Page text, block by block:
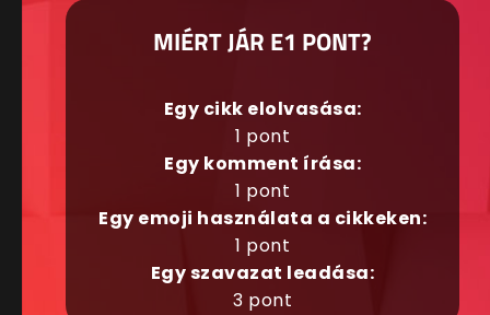
MIÉRT JÁR E1 PONT?
Egy cikk elolvasása:
1 pont
Egy komment írása:
1 pont
Egy emoji használata a cikkeken:
1 pont
Egy szavazat leadása:
3 pont